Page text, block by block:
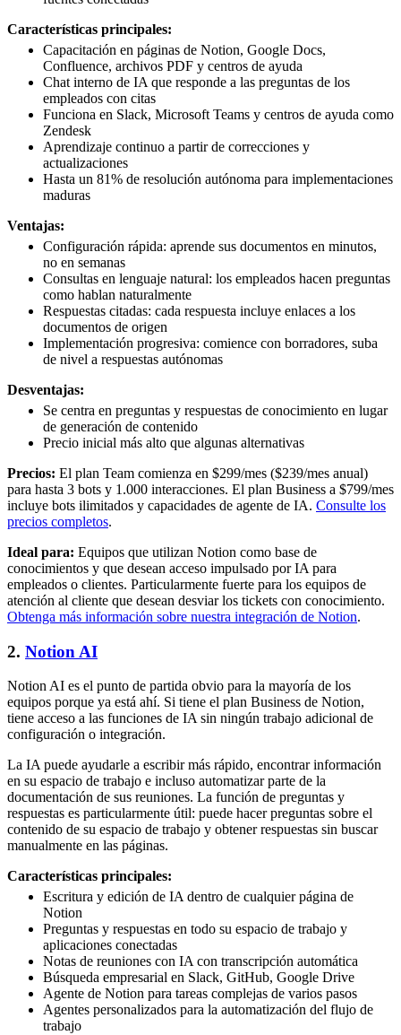
Características principales:
Capacitación en páginas de Notion, Google Docs,
Confluence, archivos PDF y centros de ayuda
Chat interno de IA que responde a las preguntas de los
empleados con citas
Funciona en Slack, Microsoft Teams y centros de ayuda como
Zendesk
Aprendizaje continuo a partir de correcciones y
actualizaciones
Hasta un 81% de resolución autónoma para implementaciones
maduras
Ventajas:
Configuración rápida: aprende sus documentos en minutos,
no en semanas
Consultas en lenguaje natural: los empleados hacen preguntas
como hablan naturalmente
Respuestas citadas: cada respuesta incluye enlaces a los
documentos de origen
Implementación progresiva: comience con borradores, suba
de nivel a respuestas autónomas
Desventajas:
Se centra en preguntas y respuestas de conocimiento en lugar
de generación de contenido
Precio inicial más alto que algunas alternativas
Precios: El plan Team comienza en $299/mes ($239/mes anual)
para hasta 3 bots y 1.000 interacciones. El plan Business a $799/mes
incluye bots ilimitados y capacidades de agente de IA. Consulte los
precios completos.
Ideal para: Equipos que utilizan Notion como base de
conocimientos y que desean acceso impulsado por IA para
empleados o clientes. Particularmente fuerte para los equipos de
atención al cliente que desean desviar los tickets con conocimiento.
Obtenga más información sobre nuestra integración de Notion.
2. Notion AI
Notion AI es el punto de partida obvio para la mayoría de los
equipos porque ya está ahí. Si tiene el plan Business de Notion,
tiene acceso a las funciones de IA sin ningún trabajo adicional de
configuración o integración.
La IA puede ayudarle a escribir más rápido, encontrar información
en su espacio de trabajo e incluso automatizar parte de la
documentación de sus reuniones. La función de preguntas y
respuestas es particularmente útil: puede hacer preguntas sobre el
contenido de su espacio de trabajo y obtener respuestas sin buscar
manualmente en las páginas.
Características principales:
Escritura y edición de IA dentro de cualquier página de
Notion
Preguntas y respuestas en todo su espacio de trabajo y
aplicaciones conectadas
Notas de reuniones con IA con transcripción automática
Búsqueda empresarial en Slack, GitHub, Google Drive
Agente de Notion para tareas complejas de varios pasos
Agentes personalizados para la automatización del flujo de
trabajo